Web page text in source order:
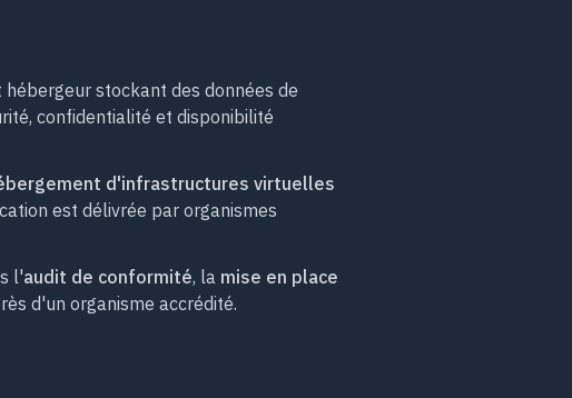
stockant des données de
confidentialité et disponibilité
d'infrastructures virtuelles
est délivrée par organismes
l'audit de conformité, la mise en place
d'un organisme accrédité.